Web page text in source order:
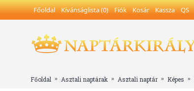
Főoldal Kívánságlista (0) Fiók Kosár Kassza QS
Főoldal Asztali naptárak Asztali naptár Képes